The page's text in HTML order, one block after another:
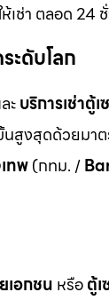
ช่า ตลอด 24
ะดับโลก
ะบริการเช่าตู้
นสูงสุดด้วยมา
ทพ(กทม. /
เอกชน หรือตู้